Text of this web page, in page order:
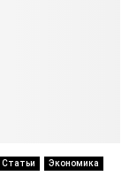
Статьи Экономика